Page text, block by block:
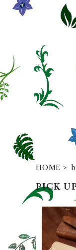
HOME
PICK